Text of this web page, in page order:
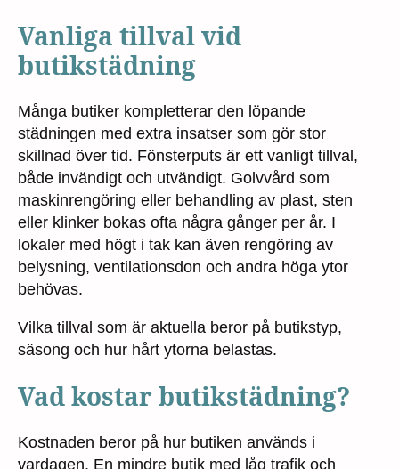
Vanliga tillval vid
butikstädning
Många butiker kompletterar den löpande
städningen med extra insatser som gör stor
skillnad över tid. Fönsterputs är ett vanligt tillval,
både invändigt och utvändigt. Golvvård som
maskinrengöring eller behandling av plast, sten
eller klinker bokas ofta några gånger per år. I
lokaler med högt i tak kan även rengöring av
belysning, ventilationsdon och andra höga ytor
behövas.
Vilka tillval som är aktuella beror på butikstyp,
säsong och hur hårt ytorna belastas.
Vad kostar butikstädning?
Kostnaden beror på hur butiken används i
vardagen. En mindre butik med låg trafik och